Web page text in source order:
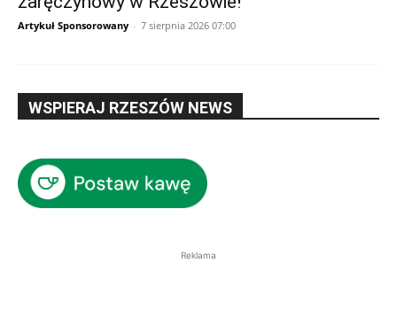
Artykuł Sponsorowany - 7 sierpnia 2026 07:00
WSPIERAJ RZESZÓW NEWS
Reklama